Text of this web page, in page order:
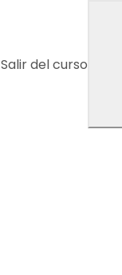
Salir del curso